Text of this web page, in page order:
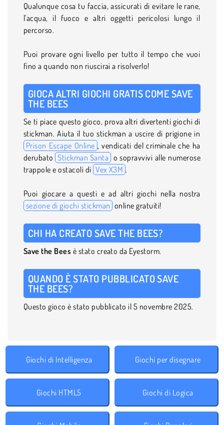
Qualunque cosa tu faccia, assicurati di evitare le rane,
l'acqua, il fuoco e altri oggetti pericolosi lungo il
percorso.
Puoi provare ogni livello per tutto il tempo che vuoi
fino a quando non riuscirai a risolverlo!
GIOCA ALTRI GIOCHI GRATIS COME SAVE
THE BEES
Se ti piace questo gioco, prova altri divertenti giochi di
stickman. Aiuta il tuo stickman a uscire di prigione in
Prison Escape Online , vendicati del criminale che ha
derubato Stickman Santa o sopravvivi alle numerose
trappole e ostacoli di Vex X3M .
Puoi giocare a questi e ad altri giochi nella nostra
sezione di giochi stickman online gratuiti!
CHI HA CREATO SAVE THE BEES?
Save the Bees è stato creato da Eyestorm.
QUANDO È STATO PUBBLICATO SAVE
THE BEES?
Questo gioco è stato pubblicato il 5 novembre 2025.
Giochi di Intelligenza Giochi per disegnare
Giochi HTML5 Giochi di Logica